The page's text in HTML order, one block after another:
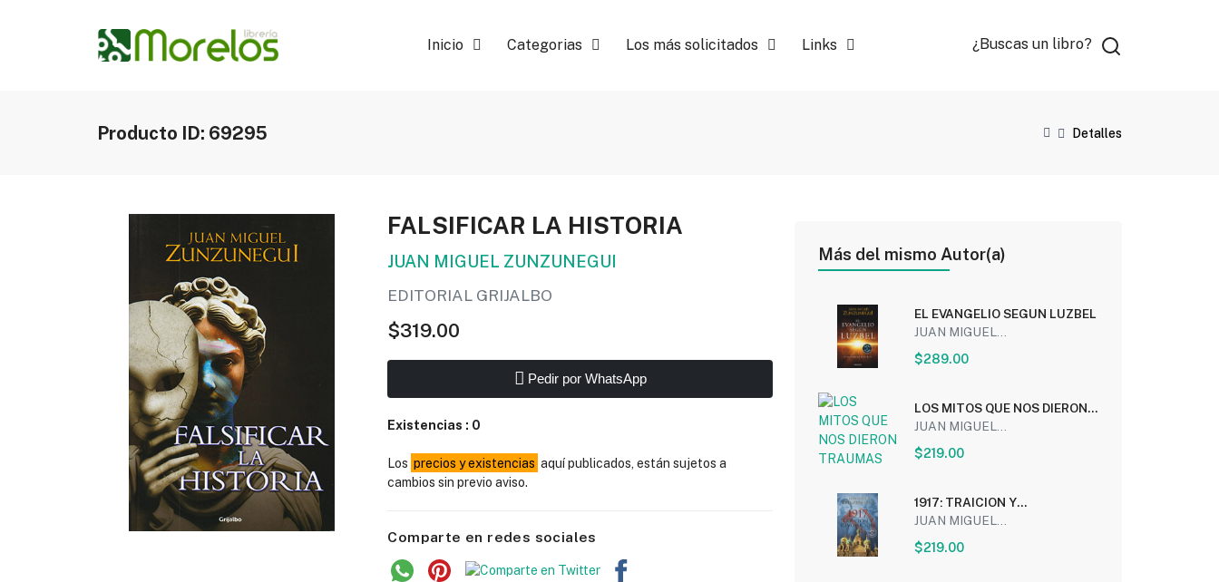
Inicio Categorias Los más solicitados Links ¿Buscas un libro?
Producto ID: 69295 Detalles
FALSIFICAR LA HISTORIA
JUAN MIGUEL ZUNZUNEGUI
EDITORIAL GRIJALBO
$319.00
Pedir por WhatsApp
Existencias : 0
Los precios y existencias aquí publicados, están sujetos a
cambios sin previo aviso.
Comparte en redes sociales
Más del mismo Autor(a)
EL EVANGELIO SEGUN LUZBEL
JUAN MIGUEL...
$289.00
LOS MITOS QUE NOS DIERON
TRAUMAS
JUAN MIGUEL...
$219.00
1917: TRAICION Y
REVOLUCION
JUAN MIGUEL...
$219.00